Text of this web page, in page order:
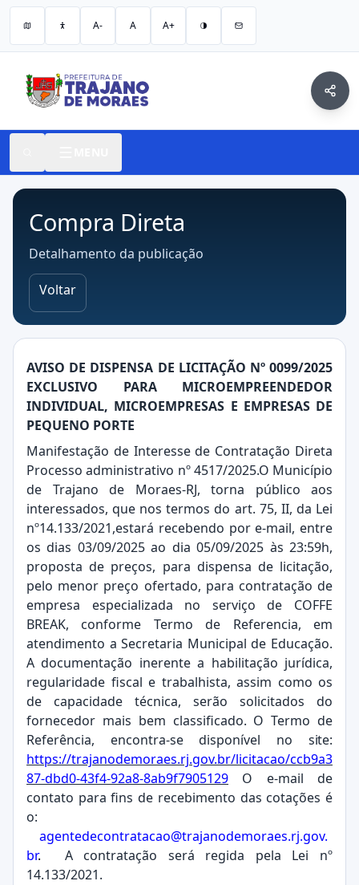
A- A A+
Compra Direta
Detalhamento da publicação
Voltar
AVISO DE DISPENSA DE LICITAÇÃO Nº 0099/2025
EXCLUSIVO PARA MICROEMPREENDEDOR
INDIVIDUAL, MICROEMPRESAS E EMPRESAS DE
PEQUENO PORTE
Manifestação de Interesse de Contratação Direta
Processo administrativo nº 4517/2025.O Município
de Trajano de Moraes-RJ, torna público aos
interessados, que nos termos do art. 75, II, da Lei
nº14.133/2021,estará recebendo por e-mail, entre
os dias 03/09/2025 ao dia 05/09/2025 às 23:59h,
proposta de preços, para dispensa de licitação,
pelo menor preço ofertado, para contratação de
empresa especializada no serviço de COFFE
BREAK, conforme Termo de Referencia, em
atendimento a Secretaria Municipal de Educação.
A documentação inerente a habilitação jurídica,
regularidade fiscal e trabalhista, assim como os
de capacidade técnica, serão solicitados do
fornecedor mais bem classificado. O Termo de
Referência, encontra-se disponível no site:
https://trajanodemoraes.rj.gov.br/licitacao/ccb9a3
87-dbd0-43f4-92a8-8ab9f7905129 O e-mail de
contato para fins de recebimento das cotações é
o:
agentedecontratacao@trajanodemoraes.rj.gov.
br.
A contratação será regida pela Lei nº
14.133/2021.